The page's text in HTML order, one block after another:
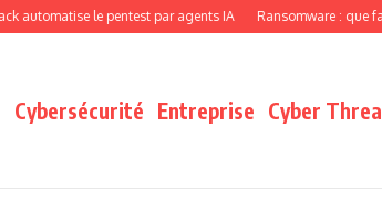
le pentest par agents IA Ransomware : que faire
Cybersécurité Entreprise Cyber